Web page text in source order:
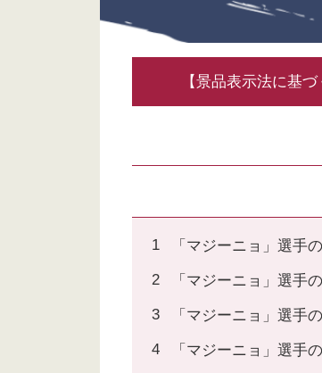
【景品表示法に基
「マジーニョ」選手
「マジーニョ」選手
「マジーニョ」選手
「マジーニョ」選手